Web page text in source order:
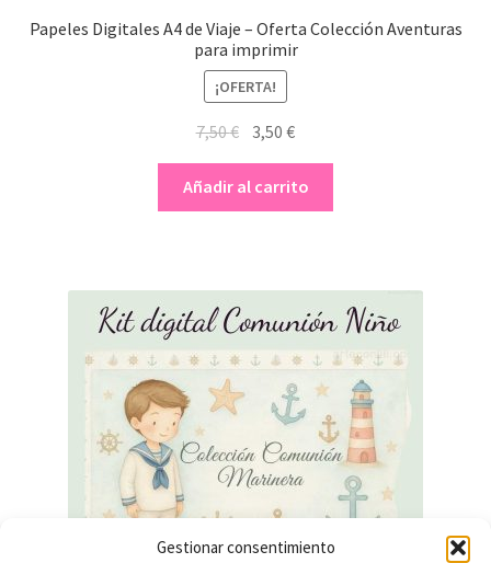
Gestionar consentimiento
Papeles Digitales A4 de Viaje – Oferta Colección Aventuras
para imprimir
¡OFERTA!
7,50€ El
original
era:
3,50€El
actual
es:
Añadir al carrito